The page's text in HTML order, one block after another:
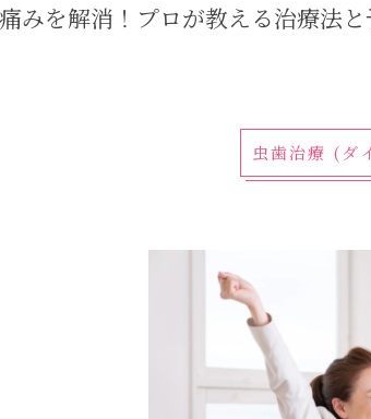
みを解消！プロが教える治療法
虫歯治療 (ダ